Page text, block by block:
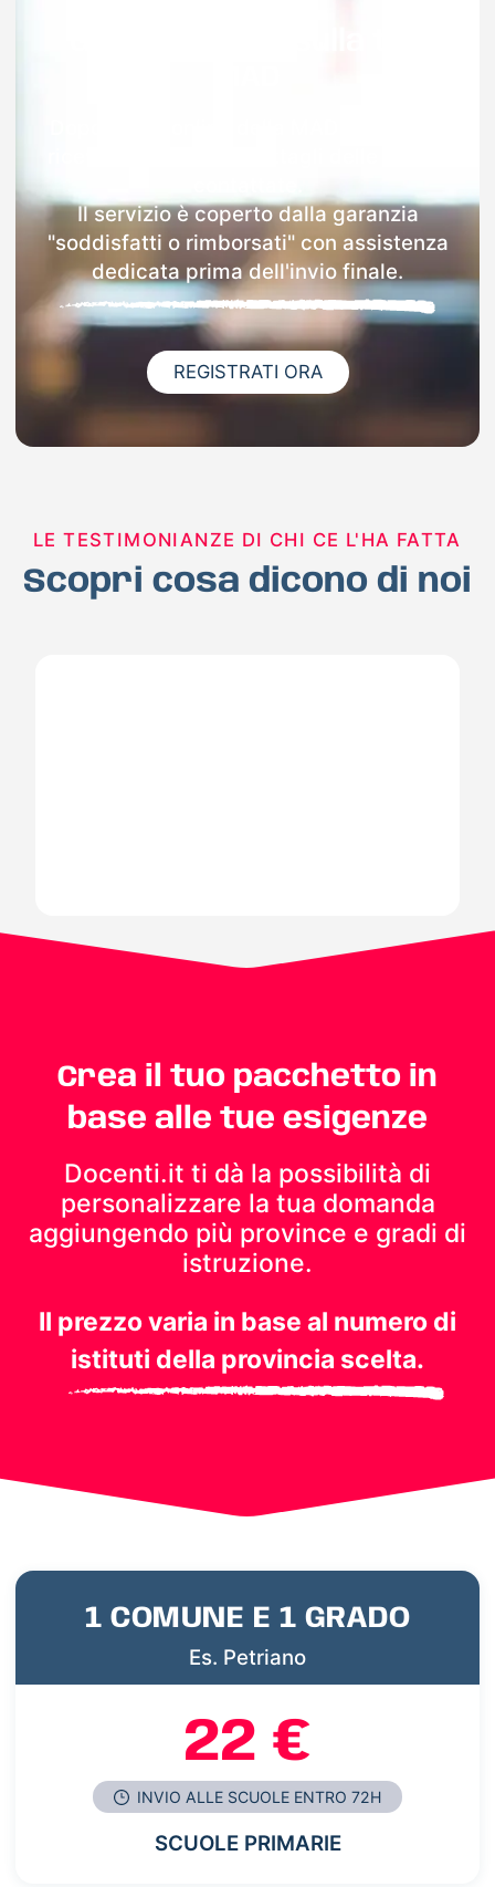
Il servizio è coperto dalla garanzia
"soddisfatti o rimborsati" con assistenza
dedicata prima dell'invio finale.
REGISTRATI ORA
LE TESTIMONIANZE DI CHI CE L'HA FATTA
Scopri cosa dicono di noi
Crea il tuo pacchetto in
base alle tue esigenze
Docenti.it ti dà la possibilità di
personalizzare la tua domanda
aggiungendo più province e gradi di
istruzione.
Il prezzo varia in base al numero di
istituti della provincia scelta.
1 COMUNE E 1 GRADO
Es. Petriano
22 €
INVIO ALLE SCUOLE ENTRO 72H
SCUOLE PRIMARIE